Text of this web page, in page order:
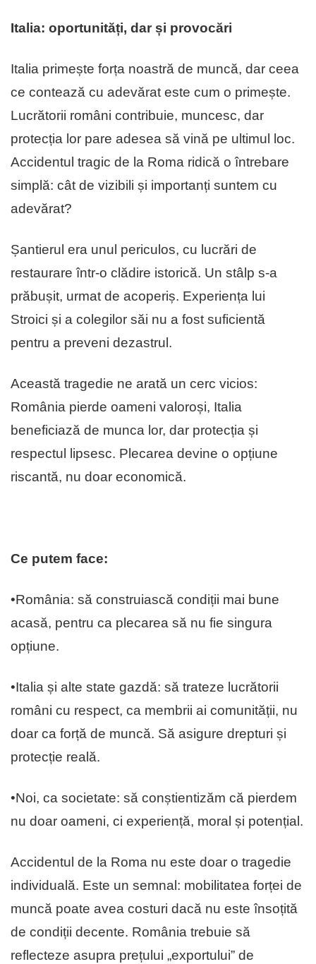
Italia: oportunități, dar și provocări
Italia primește forța noastră de muncă, dar ceea
ce contează cu adevărat este cum o primește.
Lucrătorii români contribuie, muncesc, dar
protecția lor pare adesea să vină pe ultimul loc.
Accidentul tragic de la Roma ridică o întrebare
simplă: cât de vizibili și importanți suntem cu
adevărat?
Șantierul era unul periculos, cu lucrări de
restaurare într-o clădire istorică. Un stâlp s-a
prăbușit, urmat de acoperiș. Experiența lui
Stroici și a colegilor săi nu a fost suficientă
pentru a preveni dezastrul.
Această tragedie ne arată un cerc vicios:
România pierde oameni valoroși, Italia
beneficiază de munca lor, dar protecția și
respectul lipsesc. Plecarea devine o opțiune
riscantă, nu doar economică.
Ce putem face:
•România: să construiască condiții mai bune
acasă, pentru ca plecarea să nu fie singura
opțiune.
•Italia și alte state gazdă: să trateze lucrătorii
români cu respect, ca membrii ai comunității, nu
doar ca forță de muncă. Să asigure drepturi și
protecție reală.
•Noi, ca societate: să conștientizăm că pierdem
nu doar oameni, ci experiență, moral și potențial.
Accidentul de la Roma nu este doar o tragedie
individuală. Este un semnal: mobilitatea forței de
muncă poate avea costuri dacă nu este însoțită
de condiții decente. România trebuie să
reflecteze asupra prețului „exportului” de